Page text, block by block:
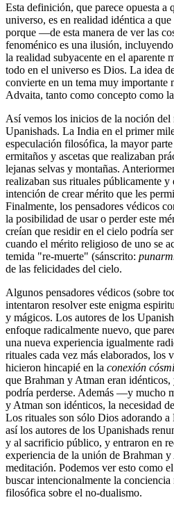
Esta definición, que parece opuesta a
universo, es en realidad idéntica a
porque ―de esta manera de ver las
fenoménico es una ilusión,
la realidad subyacente en el aparente
todo en el universo es Dios. La idea
convierte en un tema muy importante
Advaita, tanto como concepto como
Así vemos los inicios de la noción del
Upanishads. La India en el primer
especulación filosófica, la mayor
ermitaños y ascetas que realizaban
lejanas selvas y montañas.
realizaban sus rituales públicamente y
intención de crear mérito que les
Finalmente, los pensadores védicos
la posibilidad de usar o perder este
creían que residir en el cielo podría
cuando el mérito religioso de uno se
temida "re-muerte" (sánscrito:
de las felicidades del cielo.
Algunos pensadores védicos (sobre
intentaron resolver este enigma
y mágicos. Los autores de los
enfoque radicalmente nuevo, que
una nueva experiencia igualmente
rituales cada vez más elaborados, los
hicieron hincapié en la conexión
que Brahman y Atman eran
podría perderse. Además ―y mucho
y Atman son idénticos, la necesidad
Los rituales son sólo Dios adorando
así los autores de los Upanishads
y al sacrificio público, y entraron en
experiencia de la unión de Brahman y
meditación. Podemos ver esto como
buscar intencionalmente la
filosófica sobre el no-dualismo.